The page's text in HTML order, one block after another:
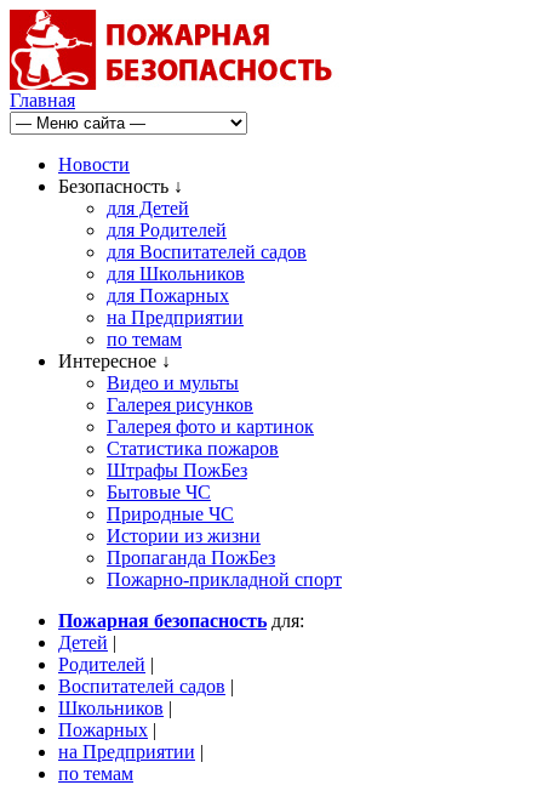
Главная
Новости
Безопасность ↓
для Детей
для Родителей
для Воспитателей садов
для Школьников
для Пожарных
на Предприятии
по темам
Интересное ↓
Видео и мульты
Галерея рисунков
Галерея фото и картинок
Статистика пожаров
Штрафы ПожБез
Бытовые ЧС
Природные ЧС
Истории из жизни
Пропаганда ПожБез
Пожарно-прикладной спорт
Пожарная безопасность для:
Детей |
Родителей |
Воспитателей садов |
Школьников |
Пожарных |
на Предприятии |
по темам